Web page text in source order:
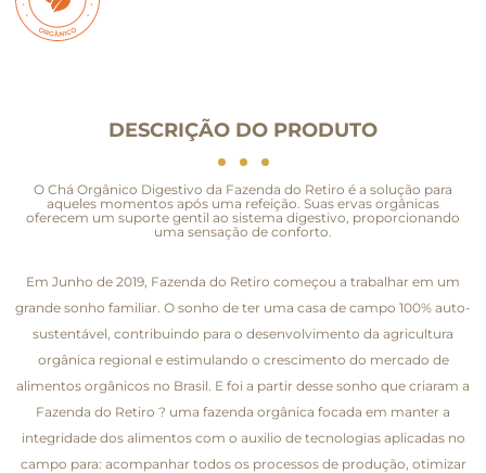
DESCRIÇÃO DO PRODUTO
O Chá Orgânico Digestivo da Fazenda do Retiro é a solução para
aqueles momentos após uma refeição. Suas ervas orgânicas
oferecem um suporte gentil ao sistema digestivo, proporcionando
uma sensação de conforto.
Em Junho de 2019, Fazenda do Retiro começou a trabalhar em um
grande sonho familiar. O sonho de ter uma casa de campo 100% auto-
sustentável, contribuindo para o desenvolvimento da agricultura
orgânica regional e estimulando o crescimento do mercado de
alimentos orgânicos no Brasil. E foi a partir desse sonho que criaram a
Fazenda do Retiro ? uma fazenda orgânica focada em manter a
integridade dos alimentos com o auxilio de tecnologias aplicadas no
campo para: acompanhar todos os processos de produção, otimizar